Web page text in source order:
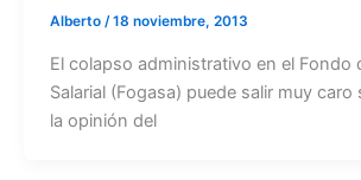
Alberto /18 noviembre, 2013
El colapso administrativo en el Fondo
Salarial (Fogasa) puede salir muy
la opinión del